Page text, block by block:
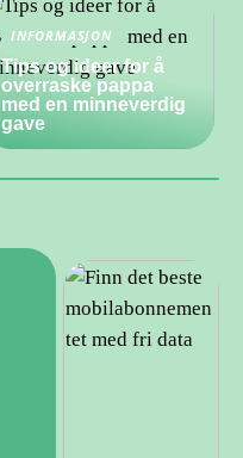
INFORMASJON
Tips og ideer for å
overraske pappa
med en minneverdig
gave